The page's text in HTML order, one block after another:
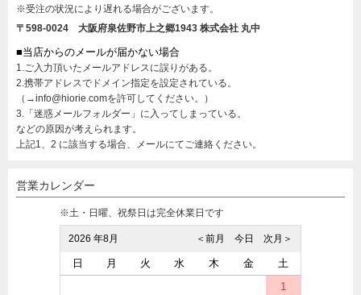
※受注の状況により遅れる場合がございます。
〒598-0024 大阪府泉佐野市上之郷1943 株式会社 丸中
■当店からのメールが届かない場合
1.ご入力頂いたメールアドレスに誤りがある。
2.携帯アドレスでドメイン指定を設定されている。
（→info@hiorie.comを許可してください。）
3.「迷惑メールフォルダー」に入ってしまっている。
などの原因が考えられます。
上記1、2 に該当する場合、メールにてご連絡ください。
営業カレンダー
※土・日曜、祝祭日は完全休業日です
2026 年8月 次月＞
今日
＜前月
日 月 火 水 木 金
土
1